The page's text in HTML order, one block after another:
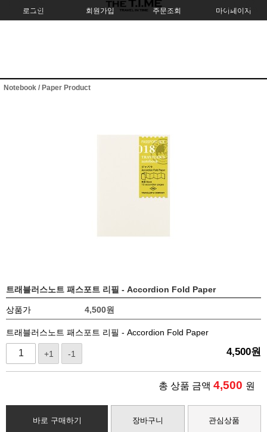
로그인 회원가입 주문조회 마이페이지
Notebook / Paper Product
트래블러스노트 패스포트 리필 - Accordion Fold Paper
상품가 4,500원
트래블러스노트 패스포트 리필 - Accordion Fold Paper
+1 -1 4,500원
총 상품 금액 4,500 원
바로 구매하기 장바구니 관심상품